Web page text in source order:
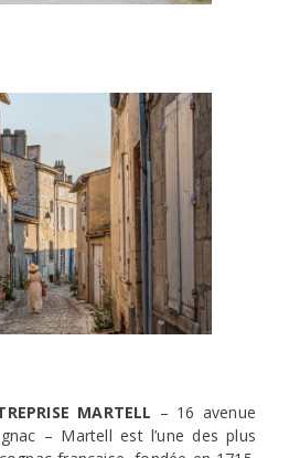
MARTELL – 16 avenue
– Martell est l’une des plus